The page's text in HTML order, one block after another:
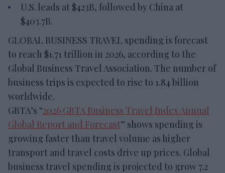
U.S. leads at $423B, followed by China at
$403.7B.
GLOBAL BUSINESS TRAVEL spending is forecast
to reach $1.71 trillion in 2026, according to the
Global Business Travel Association. The number of
business trips is expected to rise to 1.84 billion
worldwide.
GBTA’s “2026 GBTA Business Travel Index Annual
Global Report and Forecast” shows spending is
growing faster than travel volume as higher
transport and travel costs drive up prices. Global
business travel spending is projected to grow 7.2